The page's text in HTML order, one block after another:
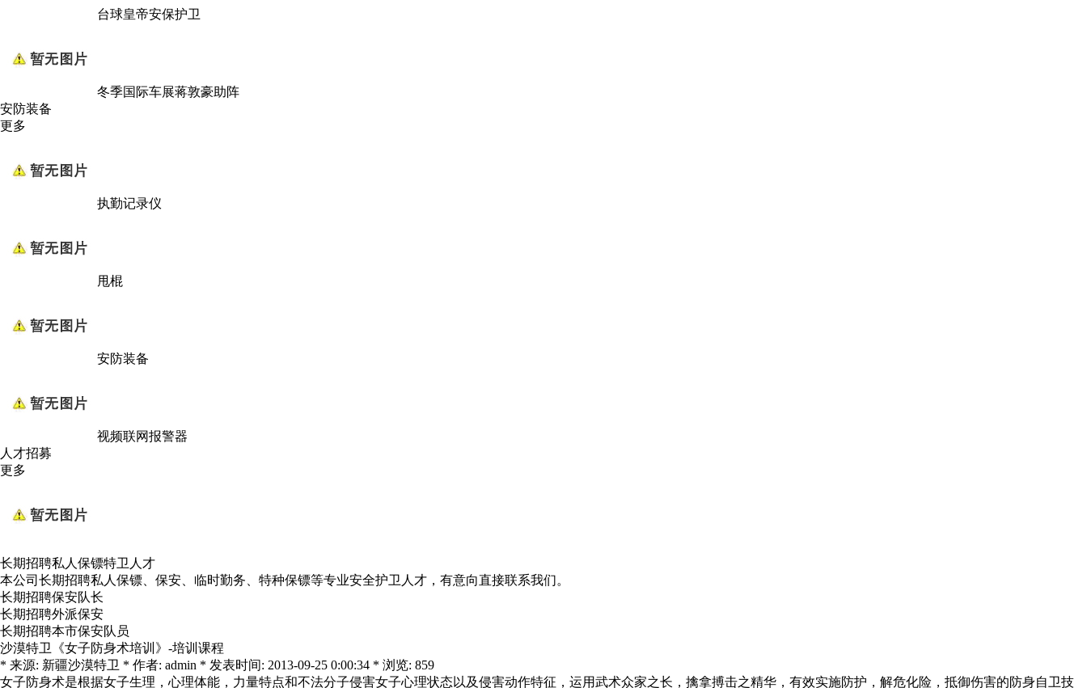
台球皇帝安保护卫
冬季国际车展蒋敦豪助阵
安防装备
更多
执勤记录仪
甩棍
安防装备
视频联网报警器
人才招募
更多
长期招聘私人保镖特卫人才
本公司长期招聘私人保镖、保安、临时勤务、特种保镖等专业安全护卫人才，有意向直接联系我们。
长期招聘保安队长
长期招聘外派保安
长期招聘本市保安队员
沙漠特卫《女子防身术培训》-培训课程
* 来源: 新疆沙漠特卫 * 作者: admin * 发表时间: 2013-09-25 0:00:34 * 浏览: 859
女子防身术是根据女子生理，心理体能，力量特点和不法分子侵害女子心理状态以及侵害动作特征，运用武术众家之长，擒拿搏击之精华，有效实施防护，解危化险，抵御伤害的防身自卫技